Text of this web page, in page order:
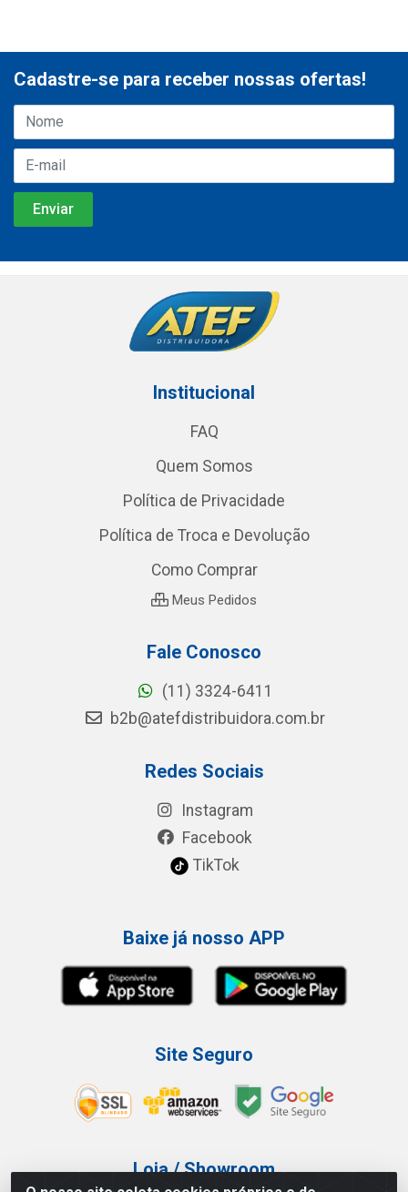
Cadastre-se para receber nossas ofertas!
Institucional
FAQ
Quem Somos
Política de Privacidade
Política de Troca e Devolução
Como Comprar
Meus Pedidos
Fale Conosco
(11) 3324-6411
b2b@atefdistribuidora.com.br
Redes Sociais
Instagram
Facebook
TikTok
Baixe já nosso APP
Site Seguro
Loja / Showroom